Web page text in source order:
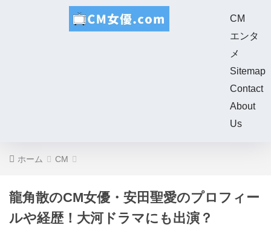
CM
エンタ
メ
Sitemap
Contact
About
Us
ホーム CM
龍角散のCM女優・安田聖愛のプロフィー
ルや経歴！大河ドラマにも出演？